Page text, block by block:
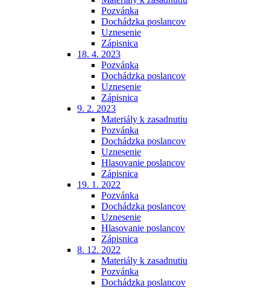
Pozvánka
Dochádzka poslancov
Uznesenie
Zápisnica
18. 4. 2023
Pozvánka
Dochádzka poslancov
Uznesenie
Zápisnica
9. 2. 2023
Materiály k zasadnutiu
Pozvánka
Dochádzka poslancov
Uznesenie
Hlasovanie poslancov
Zápisnica
19. 1. 2022
Pozvánka
Dochádzka poslancov
Uznesenie
Hlasovanie poslancov
Zápisnica
8. 12. 2022
Materiály k zasadnutiu
Pozvánka
Dochádzka poslancov